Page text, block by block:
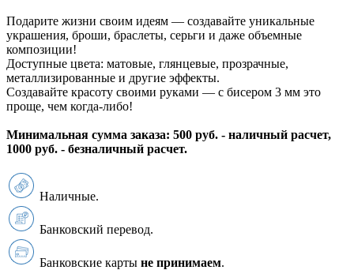
Подарите жизни своим идеям — создавайте уникальные
украшения, броши, браслеты, серьги и даже объемные
композиции!
Доступные цвета: матовые, глянцевые, прозрачные,
металлизированные и другие эффекты.
Создавайте красоту своими руками — с бисером 3 мм это
проще, чем когда-либо!
Минимальная сумма заказа: 500 руб. - наличный расчет,
1000 руб. - безналичный расчет.
Наличные.
Банковский перевод.
Банковские карты не принимаем.